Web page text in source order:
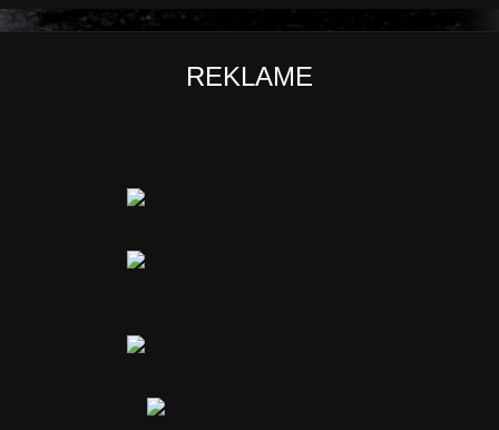
REKLAME